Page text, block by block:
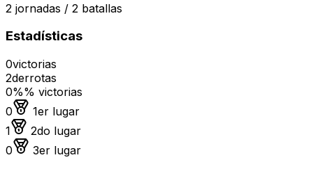
2 jornadas / 2 batallas
Estadísticas
0victorias
2derrotas
0%% victorias
0
Medalla de oro
1er lugar
1
Medalla de plata
2do lugar
0
Medalla de bronce
3er lugar